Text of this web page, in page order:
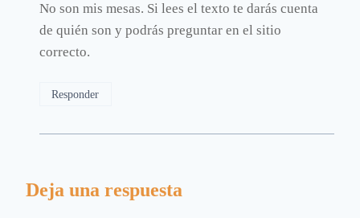
No son mis mesas. Si lees el texto te darás cuenta
de quién son y podrás preguntar en el sitio
correcto.
Responder
Deja una respuesta